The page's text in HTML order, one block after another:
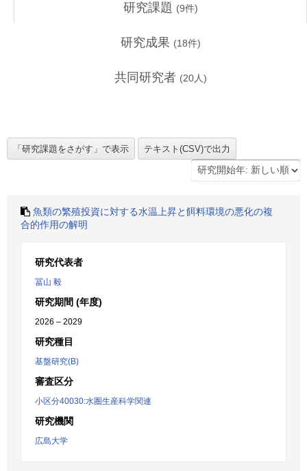
研究課題 (9件)
研究成果 (18件)
共同研究者 (20人)
魚類の繁殖投資に対する水温上昇と餌料環境の悪化の複
合的作用の解明
研究代表者
冨山 毅
研究期間 (年度)
2026 – 2029
研究種目
基盤研究(B)
審査区分
小区分40030:水圏生産科学関連
研究機関
広島大学